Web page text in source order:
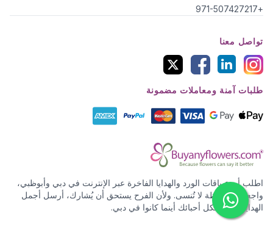
+971-507427217
تواصل معنا
طلبات آمنة ومعاملات مضمونة
اطلب أروع باقات الورد والهدايا الفاخرة عبر الإنترنت في دبي وأبوظبي،
واجعل كل لحظة لا تُنسى. ولأن الفرح يستحق أن يُشارك، أرسل أجمل
الهدايا والورد لكل أحبائك أينما كانوا في دبي.